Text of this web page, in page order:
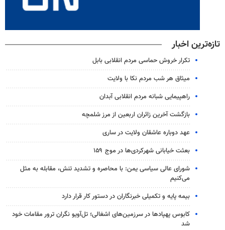
تازه‌ترین اخبار
تکرار خروش حماسی مردم انقلابی بابل
میثاق هر شب مردم نکا با ولایت
راهپیمایی شبانه مردم انقلابی آبدان
بازگشت آخرین زائران اربعین از مرز شلمچه
عهد دوباره عاشقان ولایت در ساری
بعثت خیابانی شهرکردی‌ها در موج ۱۵۹
شورای عالی سیاسی یمن: با محاصره و تشدید تنش، مقابله به مثل
می‌کنیم
بیمه پایه و تکمیلی خبرنگاران در دستور کار قرار دارد
کابوس پهپادها در سرزمین‌های اشغالی؛ تل‌آویو نگران ترور مقامات خود
شد